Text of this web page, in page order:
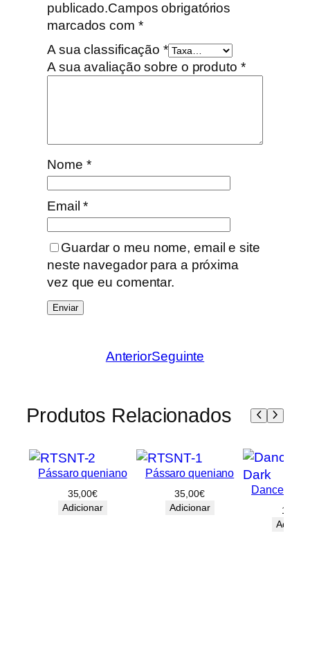
publicado.Campos obrigatórios
marcados com *
A sua classificação *
A sua avaliação sobre o produto *
Nome *
Email*
Guardar o meu nome, email e site
neste navegador para a próxima
vez que eu comentar.
AnteriorSeguinte
Produtos Relacionados
Pássaro queniano
35,00€
Adicionar
Pássaro queniano
35,00€
Adicionar
Dancer in
15,00